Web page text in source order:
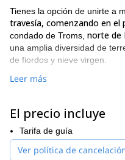
Tienes la opción de unirte a
travesía, comenzando en el
condado de Troms, norte de
una amplia diversidad de
de fiordos y nieve virgen.
Elegiré los objetivos de
Borealesmientras bailan por
puede ser personalizado a
tiempo disponible!
No necesitamos comenzar
Leer más
El precio incluye
Tarifa de guía
Ver política de